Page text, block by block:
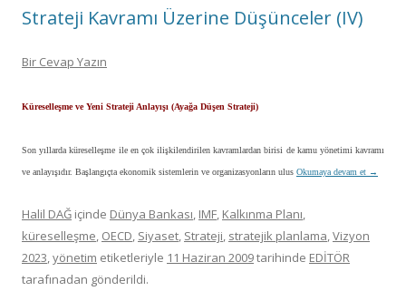
Strateji Kavramı Üzerine Düşünceler (IV)
Bir Cevap Yazın
Küreselleşme ve Yeni Strateji Anlayışı (Ayağa Düşen Strateji)
Son yıllarda küreselleşme ile en çok ilişkilendirilen kavramlardan birisi de kamu yönetimi kavramı
ve anlayışıdır. Başlangıçta ekonomik sistemlerin ve organizasyonların ulus Okumaya devam et →
Halil DAĞ içinde Dünya Bankası, IMF, Kalkınma Planı,
küreselleşme, OECD, Siyaset, Strateji, stratejik planlama,Vizyon
2023,yönetim etiketleriyle 11 Haziran 2009tarihinde EDİTÖR
tarafınadan gönderildi.